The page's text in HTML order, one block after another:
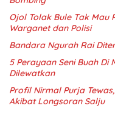
Ojol Tolak Bule Tak Mau
Warganet dan Polisi
Bandara Ngurah Rai
5 Perayaan Seni Buah
Dilewatkan
Profil Nirmal Purja
Akibat Longsoran Salju